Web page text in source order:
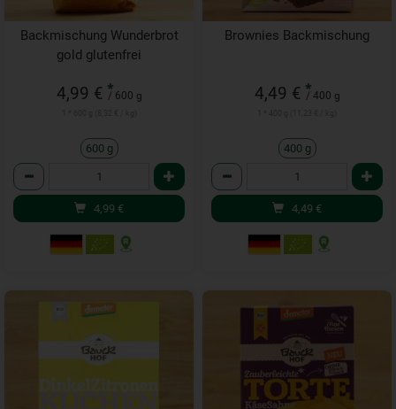
Backmischung Wunderbrot
gold glutenfrei
4,99 € *
/ 600 g
600 g
Anzahl
4,99 €
Brownies Backmischung
4,49 € *
/ 400 g
400 g
Anzahl
4,49 €